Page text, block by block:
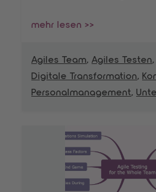
mehr lesen >>
Agiles Team, Agiles Testen,
Digitale Transformation,
Personalmanagement,